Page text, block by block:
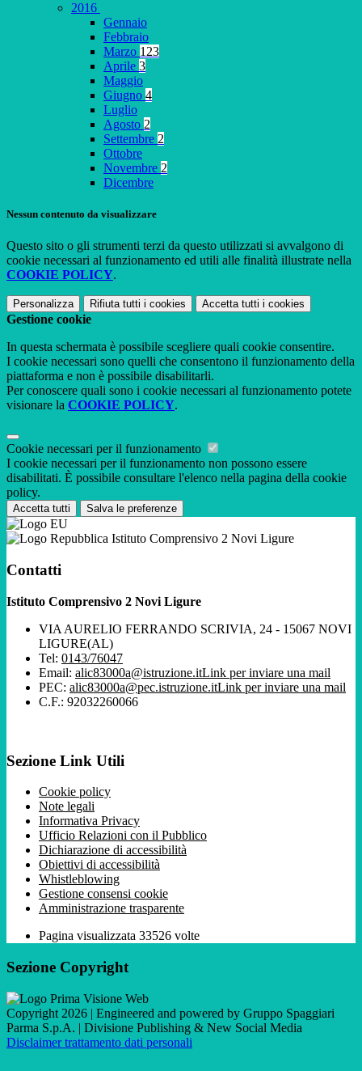
2016
Gennaio
Febbraio
Marzo 123
Aprile 3
Maggio
Giugno 4
Luglio
Agosto 2
Settembre 2
Ottobre
Novembre 2
Dicembre
Nessun contenuto da visualizzare
Questo sito o gli strumenti terzi da questo utilizzati si avvalgono di
cookie necessari al funzionamento ed utili alle finalità illustrate nella
COOKIE POLICY.
Personalizza Rifiuta tutti i cookies Accetta tutti i cookies
Gestione cookie
In questa schermata è possibile scegliere quali cookie consentire.
I cookie necessari sono quelli che consentono il funzionamento della
piattaforma e non è possibile disabilitarli.
Per conoscere quali sono i cookie necessari al funzionamento potete
visionare la COOKIE POLICY.
Cookie necessari per il funzionamento
I cookie necessari per il funzionamento non possono essere
disabilitati. È possibile consultare l'elenco nella pagina della cookie
policy.
Accetta tutti Salva le preferenze
Istituto Comprensivo 2 Novi Ligure
Contatti
Istituto Comprensivo 2 Novi Ligure
VIA AURELIO FERRANDO SCRIVIA, 24 - 15067 NOVI
LIGURE(AL)
Tel: 0143/76047
Email: alic83000a@istruzione.itLink per inviare una mail
PEC: alic83000a@pec.istruzione.itLink per inviare una mail
C.F.: 92032260066
Sezione Link Utili
Cookie policy
Note legali
Informativa Privacy
Ufficio Relazioni con il Pubblico
Dichiarazione di accessibilità
Obiettivi di accessibilità
Whistleblowing
Gestione consensi cookie
Amministrazione trasparente
Pagina visualizzata 33526 volte
Sezione Copyright
Copyright 2026 | Engineered and powered by Gruppo Spaggiari
Parma S.p.A. | Divisione Publishing & New Social Media
Disclaimer trattamento dati personali